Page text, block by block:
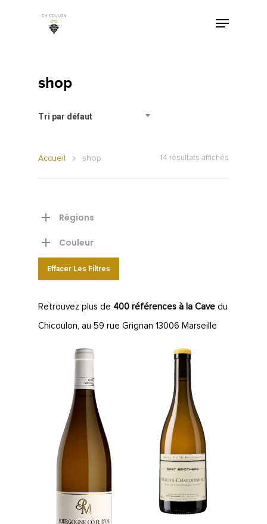
shop
Tri par défaut
14 résultats affichés
Accueil shop
Régions
Couleur
Effacer Les Filtres
Retrouvez plus de 400 références à la Cave du
Chicoulon, au 59 rue Grignan 13006 Marseille